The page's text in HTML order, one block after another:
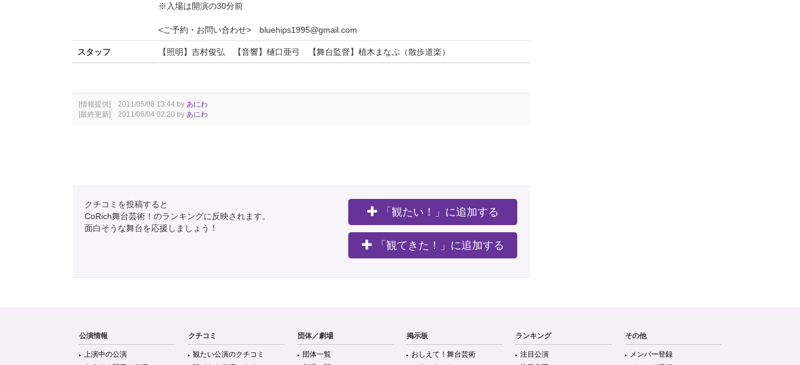
※入場は開演の30分前
<ご予約・お問い合わせ> bluehips1995@gmail.com
スタッフ 【照明】吉村俊弘 【音響】樋口亜弓 【舞台監督】植木まなぶ（散歩道楽）
[情報提供] 2011/05/08 13:44 by あにわ
[最終更新] 2011/06/04 02:20 by あにわ
クチコミを投稿すると
CoRich舞台芸術！のランキングに反映されます。
面白そうな舞台を応援しましょう！
「観たい！」に追加する
「観てきた！」に追加する
公演情報
上演中の公演
クチコミ
観たい公演のクチコミ
団体／劇場
団体一覧
掲示板
おしえて！舞台芸術
ランキング
注目公演
その他
メンバー登録